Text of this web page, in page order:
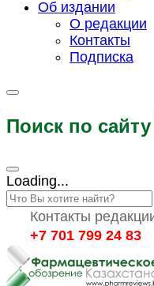
Об издании
О редакции
Контакты
Подписка
Поиск по
Loading...
Контакты
+7 701 799 24 83